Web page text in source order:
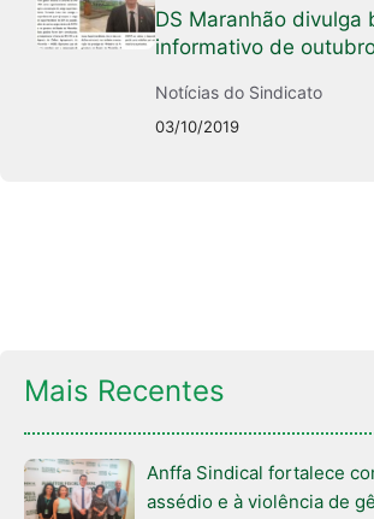
DS Maranhão divulga
informativo de
Notícias do Sindicato
03/10/2019
Mais Recentes
Anffa Sindical fortalece
assédio e à violência de